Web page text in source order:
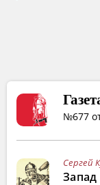
№677
Сергей
Запад